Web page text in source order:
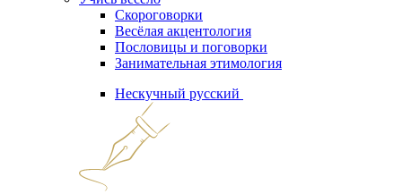
Скороговорки
Весёлая акцентология
Пословицы и поговорки
Занимательная этимология
Нескучный русский